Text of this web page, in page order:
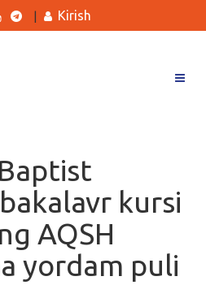
Kirish
kursi
AQSH
yordam puli